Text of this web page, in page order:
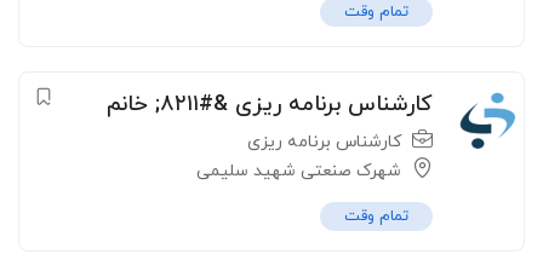
تمام وقت
کارشناس برنامه ریزی &#۸۲۱۱; خانم
کارشناس برنامه ریزی
شهرک صنعتی شهید سلیمی
تمام وقت